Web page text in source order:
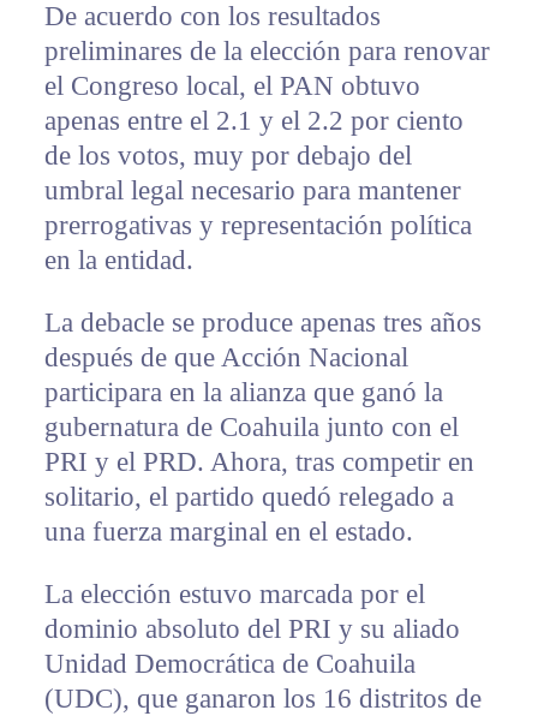
De acuerdo con los resultados
preliminares de la elección para renovar
el Congreso local, el PAN obtuvo
apenas entre el 2.1 y el 2.2 por ciento
de los votos, muy por debajo del
umbral legal necesario para mantener
prerrogativas y representación política
en la entidad.
La debacle se produce apenas tres años
después de que Acción Nacional
participara en la alianza que ganó la
gubernatura de Coahuila junto con el
PRI y el PRD. Ahora, tras competir en
solitario, el partido quedó relegado a
una fuerza marginal en el estado.
La elección estuvo marcada por el
dominio absoluto del PRI y su aliado
Unidad Democrática de Coahuila
(UDC), que ganaron los 16 distritos de